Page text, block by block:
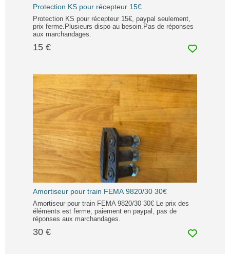
Protection KS pour récepteur 15€
Protection KS pour récepteur 15€, paypal seulement,
prix ferme.Plusieurs dispo au besoin.Pas de réponses
aux marchandages.
15 €
Amortiseur pour train FEMA 9820/30 30€
Amortiseur pour train FEMA 9820/30 30€ Le prix des
éléments est ferme, paiement en paypal, pas de
réponses aux marchandages.
30 €